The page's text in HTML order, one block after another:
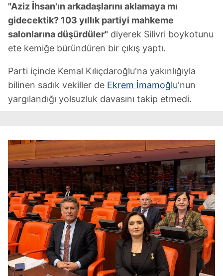
"Aziz İhsan'ın arkadaşlarını aklamaya mı
gidecektik? 103 yıllık partiyi mahkeme
salonlarına düşürdüler" diyerek Silivri boykotunu
ete kemiğe büründüren bir çıkış yaptı.
Parti içinde Kemal Kılıçdaroğlu'na yakınlığıyla
bilinen sadık vekiller de Ekrem İmamoğlu'nun
yargılandığı yolsuzluk davasını takip etmedi.